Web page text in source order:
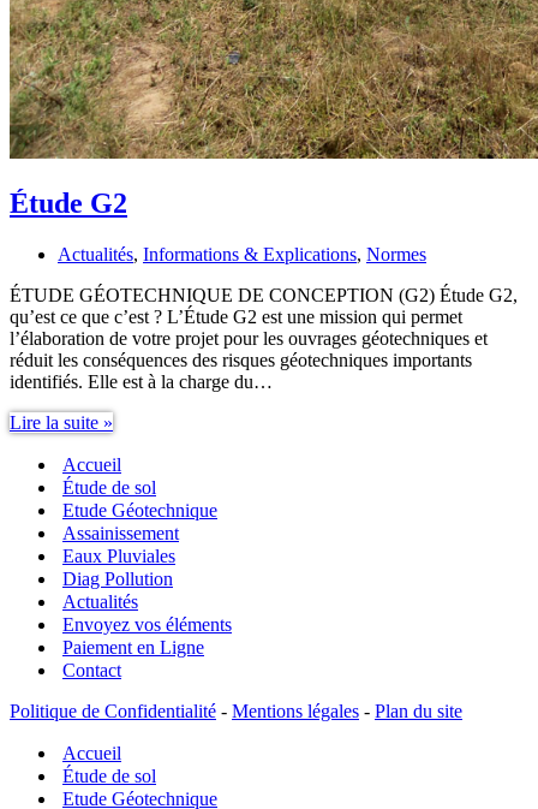
Étude G2
Actualités, Informations & Explications, Normes
ÉTUDE GÉOTECHNIQUE DE CONCEPTION (G2) Étude G2,
qu’est ce que c’est ? L’Étude G2 est une mission qui permet
l’élaboration de votre projet pour les ouvrages géotechniques et
réduit les conséquences des risques géotechniques importants
identifiés. Elle est à la charge du…
Lire la suite »
Accueil
Étude de sol
Etude Géotechnique
Assainissement
Eaux Pluviales
Diag Pollution
Actualités
Envoyez vos éléments
Paiement en Ligne
Contact
Politique de Confidentialité - Mentions légales - Plan du site
Accueil
Étude de sol
Etude Géotechnique